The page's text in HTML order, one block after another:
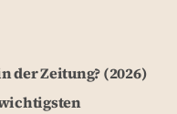
der Zeitung? (2026)